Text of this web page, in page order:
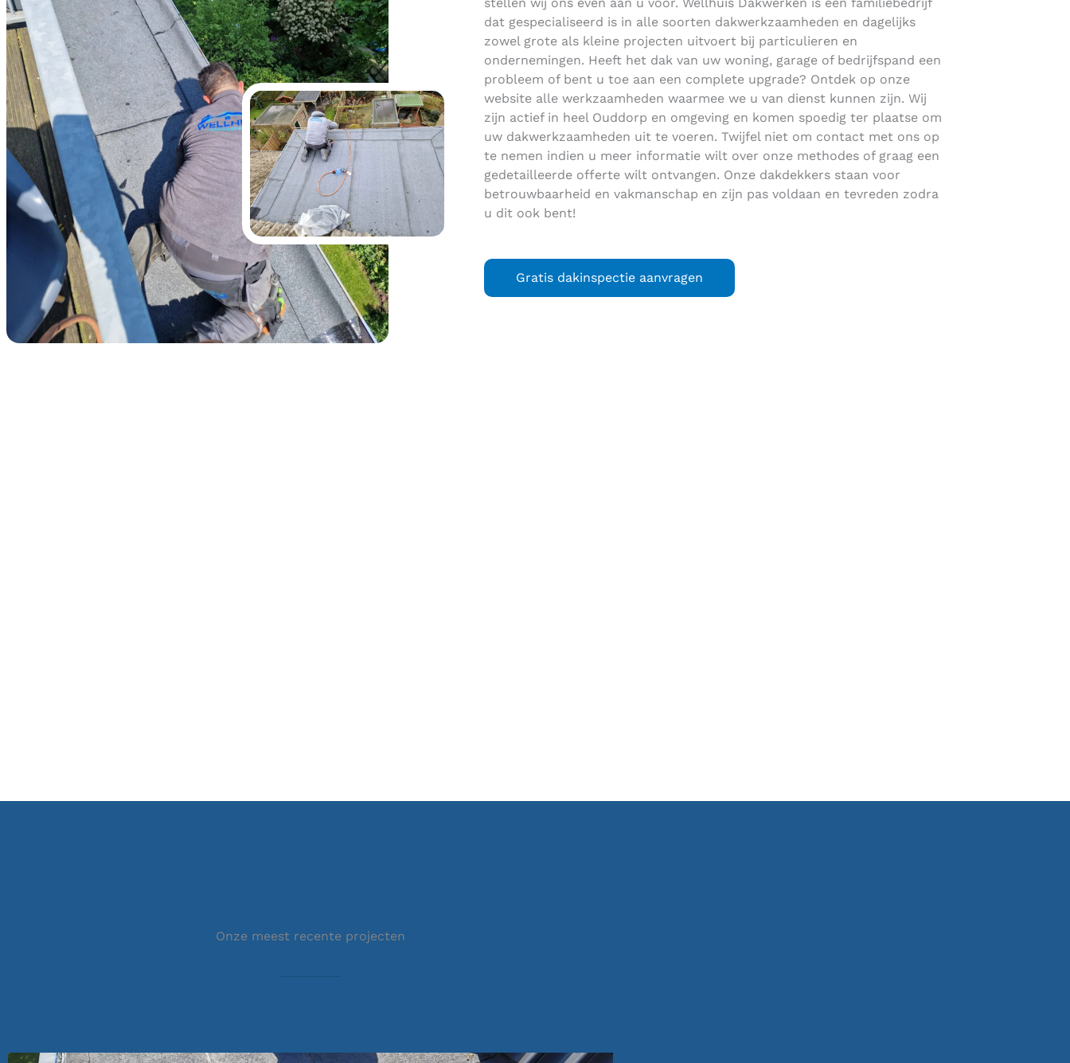
dat gespecialiseerd is in alle soorten dakwerkzaamheden en dagelijks
zowel grote als kleine projecten uitvoert bij particulieren en
ondernemingen. Heeft het dak van uw woning, garage of bedrijfspand een
probleem of bent u toe aan een complete upgrade? Ontdek op onze
website alle werkzaamheden waarmee we u van dienst kunnen zijn. Wij
zijn actief in heel Ouddorp en omgeving en komen spoedig ter plaatse om
uw dakwerkzaamheden uit te voeren. Twijfel niet om contact met ons op
te nemen indien u meer informatie wilt over onze methodes of graag een
gedetailleerde offerte wilt ontvangen. Onze dakdekkers staan voor
betrouwbaarheid en vakmanschap en zijn pas voldaan en tevreden zodra
u dit ook bent!
Gratis dakinspectie aanvragen
Onze meest recente projecten